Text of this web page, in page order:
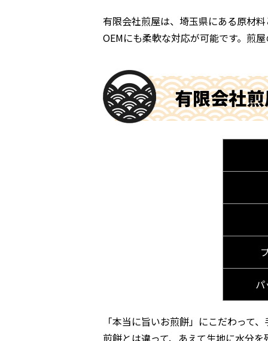
有限会社煎屋は、埼玉県にある原材
OEMにも柔軟な対応が可能です。煎
有限会社
「本当に旨いお煎餅」にこだわって
煎餅とは違って、あえて生地に水分